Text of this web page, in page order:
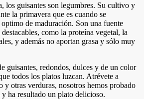
los guisantes son legumbres. Su cultivo y
la primavera que es cuando se
optimo de maduración. Son una fuente
como la proteína vegetal, la
y además no aportan grasa y sólo muy
guisantes, redondos, dulces y de un color
todos los platos luzcan. Atrévete a
y otras verduras, nosotros hemos probado
ha resultado un plato delicioso.